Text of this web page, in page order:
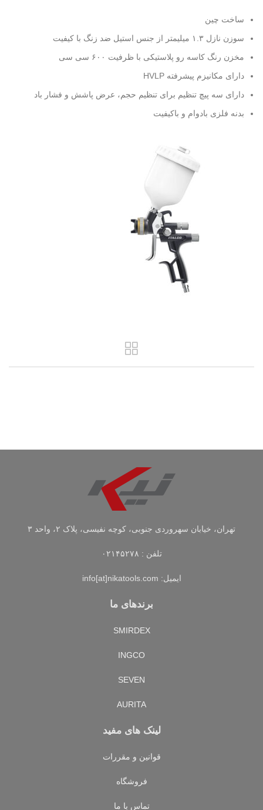
ساخت چین
سوزن نازل ۱.۳ میلیمتر از جنس استیل ضد زنگ با کیفیت
مخزن رنگ کاسه رو پلاستیکی با ظرفیت ۶۰۰ سی سی
دارای مکانیزم پیشرفته HVLP
دارای سه پیچ تنظیم برای تنظیم حجم، عرض پاشش و فشار باد
بدنه فلزی بادوام و باکیفیت
تهران، خیابان سهروردی جنوبی، کوچه نفیسی، پلاک ۲، واحد ۳
تلفن : ۰۲۱۴۵۲۷۸
ایمیل: info[at]nikatools.com
برندهای ما
SMIRDEX
INGCO
SEVEN
AURITA
لینک های مفید
قوانین و مقررات
فروشگاه
تماس با ما